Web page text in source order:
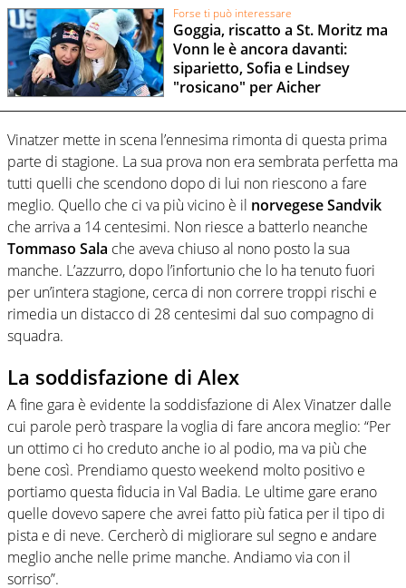
Forse ti può interessare
Goggia, riscatto a St. Moritz ma
Vonn le è ancora davanti:
siparietto, Sofia e Lindsey
"rosicano" per Aicher
Vinatzer mette in scena l’ennesima rimonta di questa prima
parte di stagione. La sua prova non era sembrata perfetta ma
tutti quelli che scendono dopo di lui non riescono a fare
meglio. Quello che ci va più vicino è il norvegese Sandvik
che arriva a 14 centesimi. Non riesce a batterlo neanche
Tommaso Sala che aveva chiuso al nono posto la sua
manche. L’azzurro, dopo l’infortunio che lo ha tenuto fuori
per un’intera stagione, cerca di non correre troppi rischi e
rimedia un distacco di 28 centesimi dal suo compagno di
squadra.
La soddisfazione di Alex
A fine gara è evidente la soddisfazione di Alex Vinatzer dalle
cui parole però traspare la voglia di fare ancora meglio: “Per
un ottimo ci ho creduto anche io al podio, ma va più che
bene così. Prendiamo questo weekend molto positivo e
portiamo questa fiducia in Val Badia. Le ultime gare erano
quelle dovevo sapere che avrei fatto più fatica per il tipo di
pista e di neve. Cercherò di migliorare sul segno e andare
meglio anche nelle prime manche. Andiamo via con il
sorriso”.